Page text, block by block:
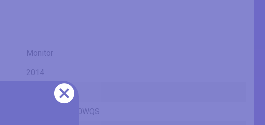
Monitor
2014
ProLite XB3070WQS